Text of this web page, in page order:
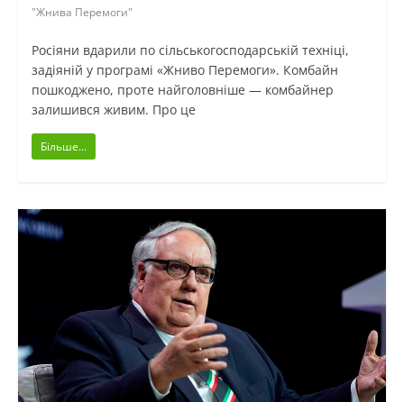
"Жнива Перемоги"
Росіяни вдарили по сільськогосподарській техніці,
задіяній у програмі «Жниво Перемоги». Комбайн
пошкоджено, проте найголовніше — комбайнер
залишився живим. Про це
Більше...